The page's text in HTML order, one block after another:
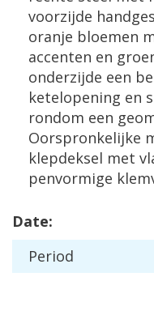
voorzijde
oranje bloemen
accenten en
onderzijde een
ketelopening en
rondom een
Oorspronkelijke
klepdeksel met
penvormige
Date:
Period